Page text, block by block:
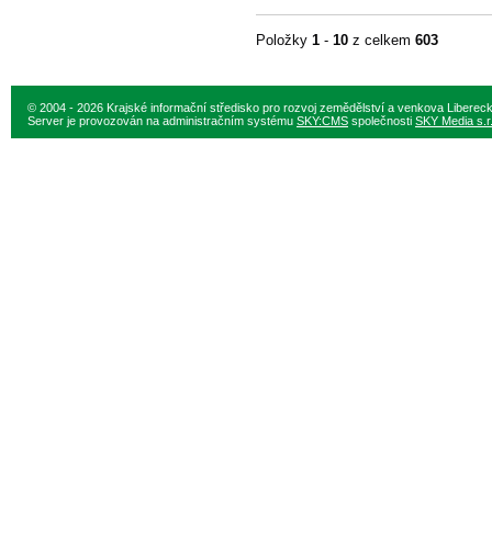
Položky 1 - 10 z celkem 603
© 2004 - 2026 Krajské informační středisko pro rozvoj zemědělství a venkova
Server je provozován na administračním systému SKY:CMS společnosti SKY Media